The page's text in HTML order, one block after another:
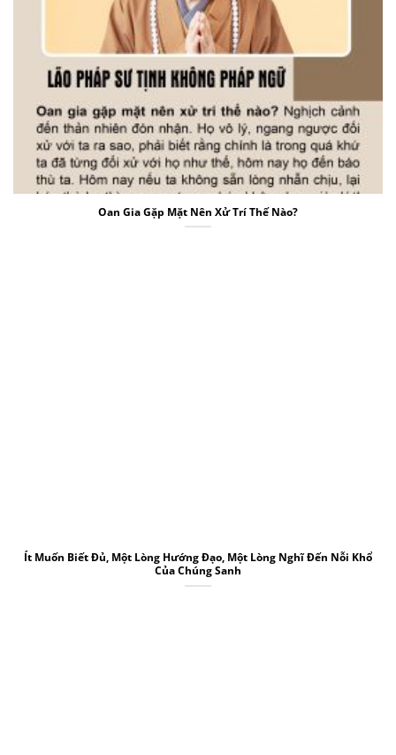
Oan Gia Gặp Mặt Nên Xử Trí Thế Nào?
Ít Muốn Biết Đủ, Một Lòng Hướng Đạo, Một Lòng Nghĩ Đến Nỗi Khổ
Của Chúng Sanh